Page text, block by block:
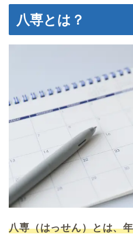
八専とは？
八専（はっせん）とは、